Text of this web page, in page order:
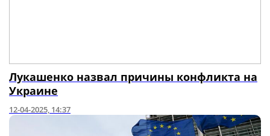
Лукашенко назвал причины конфликта на
Украине
12-04-2025, 14:37